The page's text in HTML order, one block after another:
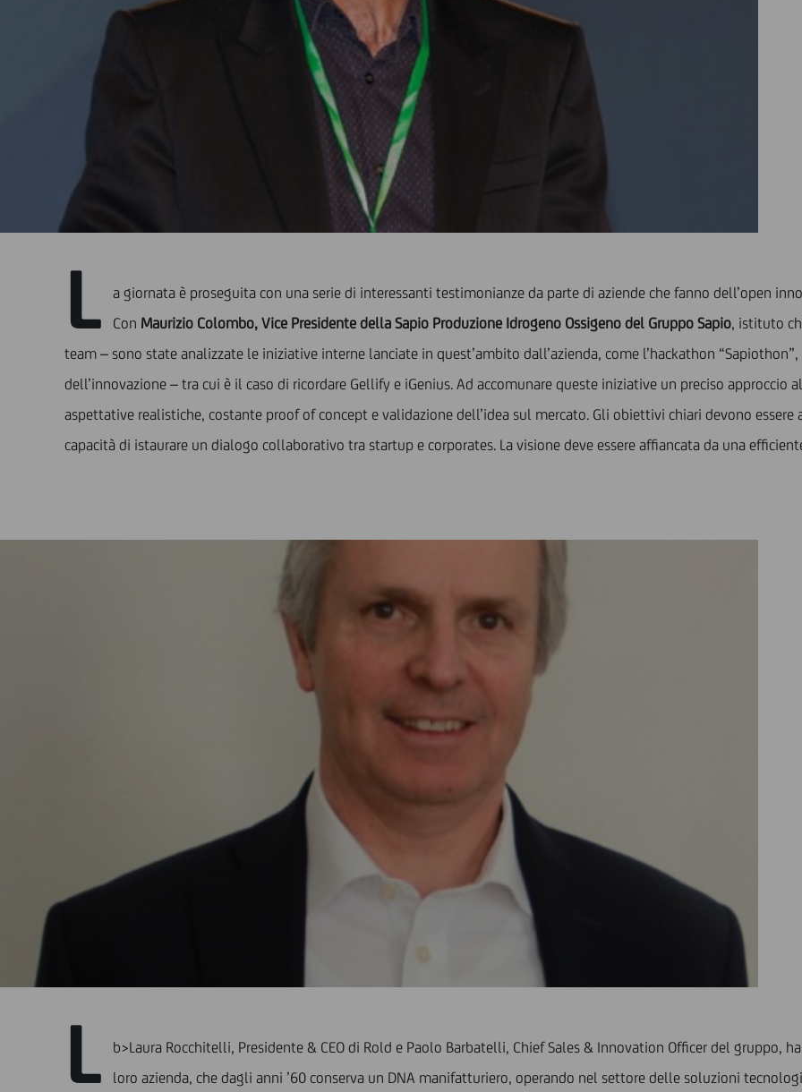
L
a giornata è proseguita con una serie di interessanti testimonianze da parte di aziende che fanno dell’open
Con Maurizio Colombo, Vice Presidente della Sapio Produzione Idrogeno Ossigeno del Gruppo Sapio, istituto
team – sono state analizzate le iniziative interne lanciate in quest’ambito dall’azienda, come l’hackathon
dell’innovazione – tra cui è il caso di ricordare Gellify e iGenius. Ad accomunare queste iniziative un preciso approccio
aspettative realistiche, costante proof of concept e validazione dell’idea sul mercato. Gli obiettivi chiari devono essere
capacità di istaurare un dialogo collaborativo tra startup e corporates. La visione deve essere affiancata da una
L
b>Laura Rocchitelli, Presidente & CEO di Rold e Paolo Barbatelli, Chief Sales & Innovation Officer del gruppo,
loro azienda, che dagli anni ’60 conserva un DNA manifatturiero, operando nel settore delle soluzioni